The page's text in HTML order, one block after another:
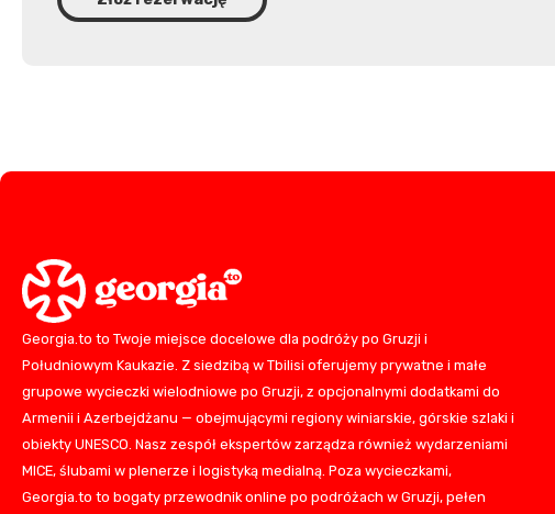
Georgia.to to Twoje miejsce docelowe dla podróży po Gruzji i
Południowym Kaukazie. Z siedzibą w Tbilisi oferujemy prywatne i małe
grupowe wycieczki wielodniowe po Gruzji, z opcjonalnymi dodatkami do
Armenii i Azerbejdżanu — obejmującymi regiony winiarskie, górskie szlaki i
obiekty UNESCO. Nasz zespół ekspertów zarządza również wydarzeniami
MICE, ślubami w plenerze i logistyką medialną. Poza wycieczkami,
Georgia.to to bogaty przewodnik online po podróżach w Gruzji, pełen